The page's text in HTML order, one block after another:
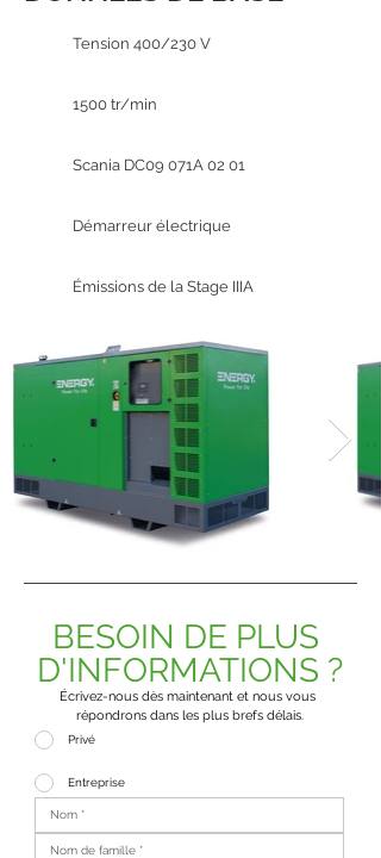
Tension 400/230 V
1500 tr/min
Scania DC09 071A 02 01
Démarreur électrique
Émissions de la Stage IIIA
BESOIN DE PLUS
D'INFORMATIONS ?
Écrivez-nous dès maintenant et nous vous
répondrons dans les plus brefs délais.
Privé
Entreprise